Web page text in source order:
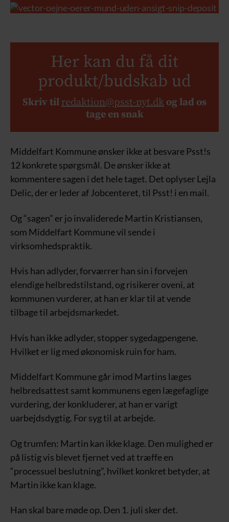
Her kan du få dit
produkt/budskab ud
Skriv tilredaktion@psst-nyt.dk og lad os
tage en snak
Middelfart Kommune ønsker ikke at besvare Psst!s
12 konkrete spørgsmål. De ønsker ikke at
kommentere sagen i det hele taget. Det oplyser Lejla
Delic, der er leder af Jobcenteret, til Psst! i en mail.
Og “sagen” er jo invaliderede Martin Kristiansen,
som Middelfart Kommune vil sende i
virksomhedspraktik.
Hvis han adlyder, forværrer han sin i forvejen
elendige helbredstilstand, og risikerer oveni, at
kommunen vurderer, at han er klar til at vende
tilbage til arbejdsmarkedet.
Hvis han ikke adlyder, stopper sygedagpengene.
Hvilket er lig med økonomisk ruin for ham.
Middelfart Kommune går imod Martins læges
helbredsattest samt kommunens egen lægefaglige
vurdering, der konkluderer, at han er varigt
uarbejdsdygtig. For syg til at arbejde.
Og trumfen: Martin kan ikke klage. Den mulighed er
på listig vis blevet fjernet ved at træffe en
“processuel beslutning”, hvilket konkret betyder, at
Martin ikke kan klage.
Han skal bare møde op. Den 1. juli sker det.